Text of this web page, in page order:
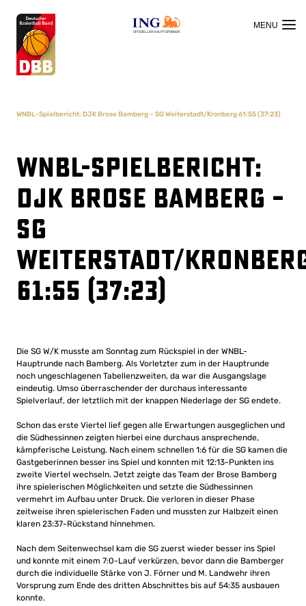
OFFIZIELLER HAUPTSPONSOR
WNBL-Spielbericht: DJK Brose Bamberg – SG Weiterstadt/Kronberg 61:55 (37:23)
WNBL-Spielbericht:
DJK Brose Bamberg –
SG
Weiterstadt/
61:55 (37:23)
Die SG W/K musste am Sonntag zum Rückspiel in der WNBL-
Hauptrunde nach Bamberg. Als Vorletzter zum in der Hauptrunde
noch ungeschlagenen Tabellenzweiten, da war die Ausgangslage
eindeutig. Umso überraschender der durchaus interessante
Spielverlauf, der letztlich mit der knappen Niederlage der SG endete.
Schon das erste Viertel lief gegen alle Erwartungen ausgeglichen und
die Südhessinnen zeigten hierbei eine durchaus ansprechende,
kämpferische Leistung. Nach einem schnellen 1:6 für die SG kamen die
Gastgeberinnen besser ins Spiel und konnten mit 12:13-Punkten ins
zweite Viertel wechseln. Jetzt zeigte das Team der Brose Bamberg
ihre spielerischen Möglichkeiten und setzte die Südhessinnen
vermehrt im Aufbau unter Druck. Die verloren in dieser Phase
zeitweise ihren spielerischen Faden und mussten zur Halbzeit einen
klaren 23:37-Rückstand hinnehmen.
Nach dem Seitenwechsel kam die SG zuerst wieder besser ins Spiel
und konnte mit einem 7:0-Lauf verkürzen, bevor dann die Bamberger
durch die individuelle Stärke von J. Förner und M. Landwehr ihren
Vorsprung zum Ende des dritten Abschnittes bis auf 54:35 ausbauen
konnte.